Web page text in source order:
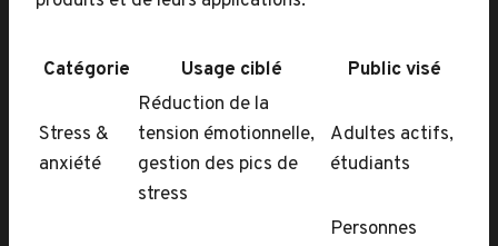
Catégorie Usage ciblé Public visé
Stress &
anxiété
Réduction de la
tension émotionnelle,
gestion des pics de
stress
Adultes actifs,
étudiants
Personnes